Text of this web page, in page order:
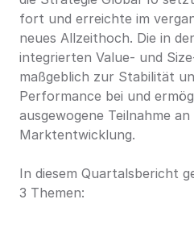
fort und erreichte im
neues Allzeithoch. Die in
integrierten Value- und
maßgeblich zur Stabilität
Performance bei und
ausgewogene Teilnahme
Marktentwicklung.
In diesem Quartalsbericht
3 Themen: